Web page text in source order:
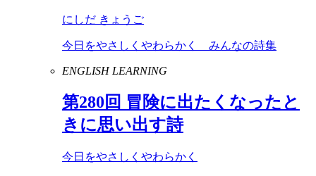
にしだ きょうご
今日をやさしくやわらかく みんなの詩集
ENGLISH LEARNING
第280回 冒険に出たくなったと
きに思い出す詩
今日をやさしくやわらかく